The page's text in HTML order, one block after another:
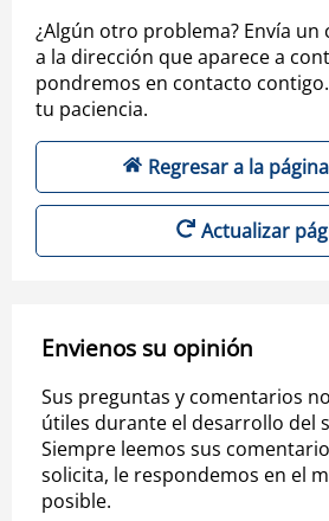
¿Algún otro problema? Envía
a la dirección que aparece a
pondremos en contacto
tu paciencia.
Regresar a la
Actualizar
Envienos su opinión
Sus preguntas y comentarios
útiles durante el desarrollo del
Siempre leemos sus
solicita, le respondemos en el
posible.